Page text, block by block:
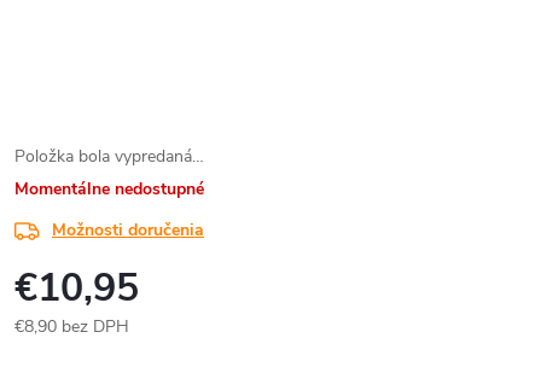
Položka bola vypredaná…
Momentálne nedostupné
Možnosti doručenia
€10,95
€8,90 bez DPH